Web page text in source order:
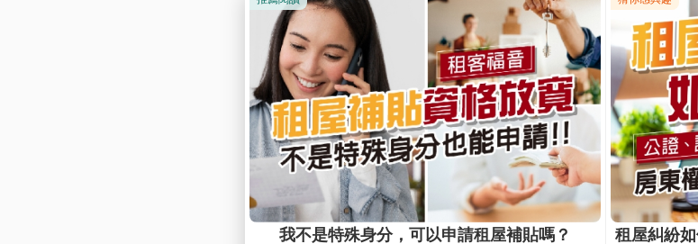
小心補貼變詐騙！租金補貼政策懶人包＋常見陷
租屋小百科
身為房東，您是否曾因「租金補貼」的政策而感到困惑，甚至
金補貼政策越來越寬鬆，許多大學生一窩蜂搶申請，甚至出現
似無損房東權益，實則暗藏隱憂。從補貼資格到非法操作手法
只租金受損，更可能捲入法律糾紛。
【房客必看】2026租金補貼申請攻略！最高補助
房客必讀
2026年元旦起「300億元中央擴大租金補貼」新制即將上路嚕